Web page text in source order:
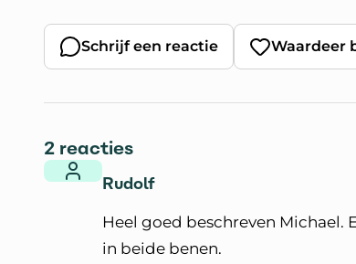
Schrijf een reactie Waardeer
2 reacties
Rudolf
Heel goed beschreven Michael.
in beide benen.